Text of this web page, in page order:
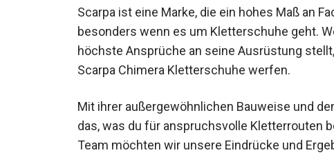
Scarpa ist eine Marke, die ein hohes Maß an
besonders wenn es um Kletterschuhe geht.
der höchste Ansprüche an seine Ausrüstung
auf die Scarpa Chimera Kletterschuhe werfen.
Mit ihrer außergewöhnlichen Bauweise und
genau das, was du für anspruchsvolle
unserem Team möchten wir unsere Eindrücke